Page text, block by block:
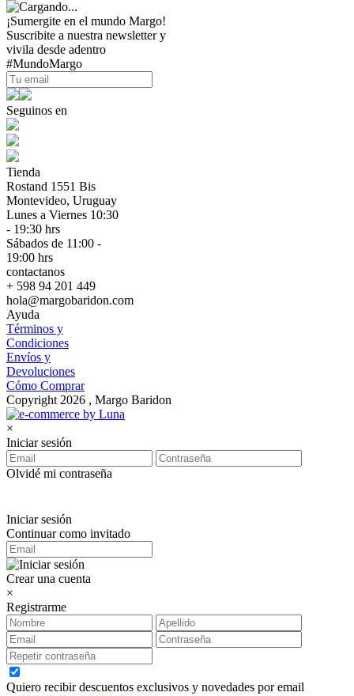
¡Sumergite en el mundo Margo!
Suscribite a nuestra newsletter y
vivila desde adentro
#MundoMargo
Seguinos en
Tienda
Rostand 1551 Bis
Montevideo, Uruguay
Lunes a Viernes 10:30
- 19:30 hrs
Sábados de 11:00 -
19:00 hrs
contactanos
+ 598 94 201 449
hola@margobaridon.com
Ayuda
Términos y
Condiciones
Envíos y
Devoluciones
Cómo Comprar
Copyright 2026 , Margo Baridon
×
Iniciar sesión
Olvidé mi contraseña
Iniciar sesión
Continuar como invitado
Crear una cuenta
×
Registrarme
Quiero recibir descuentos exclusivos y novedades por email